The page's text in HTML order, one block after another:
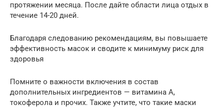
протяжении месяца. После дайте области лица отдых в
течение 14-20 дней.
Благодаря следованию рекомендациям, вы повышаете
эффективность масок и сводите к минимуму риск для
здоровья
Помните о важности включения в состав
дополнительных ингредиентов — витамина А,
токоферола и прочих. Также учтите, что такие маски